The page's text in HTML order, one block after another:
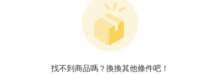
找不到商品嗎？換換其他條件吧！